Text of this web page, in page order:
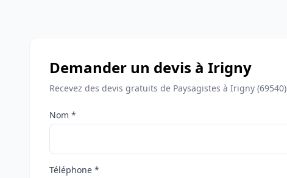
Demander un devis à Irigny
Recevez des devis gratuits de Paysagistes à Irigny (69540)
Nom *
Téléphone *